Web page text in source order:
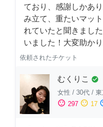
ており、感謝しかあ
み立て、重たいマッ
れていたと聞きまし
いました！大変助かり
依頼されたチケット
むくりこ check_circle
女性 / 30代 /
sentiment_satisfied 297 sentiment_neutral 17